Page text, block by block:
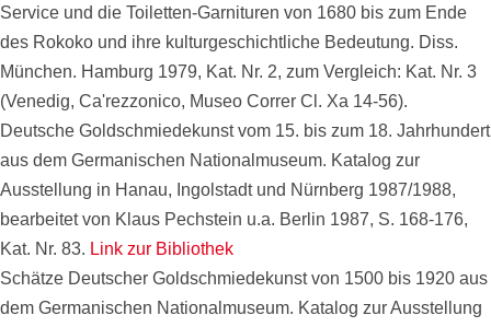
Service und die Toiletten-Garnituren von 1680 bis zum Ende
des Rokoko und ihre kulturgeschichtliche Bedeutung. Diss.
München. Hamburg 1979, Kat. Nr. 2, zum Vergleich: Kat. Nr. 3
(Venedig, Ca'rezzonico, Museo Correr Cl. Xa 14-56).
Deutsche Goldschmiedekunst vom 15. bis zum 18. Jahrhundert
aus dem Germanischen Nationalmuseum. Katalog zur
Ausstellung in Hanau, Ingolstadt und Nürnberg 1987/1988,
bearbeitet von Klaus Pechstein u.a. Berlin 1987, S. 168-176,
Kat. Nr. 83. Link zur Bibliothek
Schätze Deutscher Goldschmiedekunst von 1500 bis 1920 aus
dem Germanischen Nationalmuseum. Katalog zur Ausstellung